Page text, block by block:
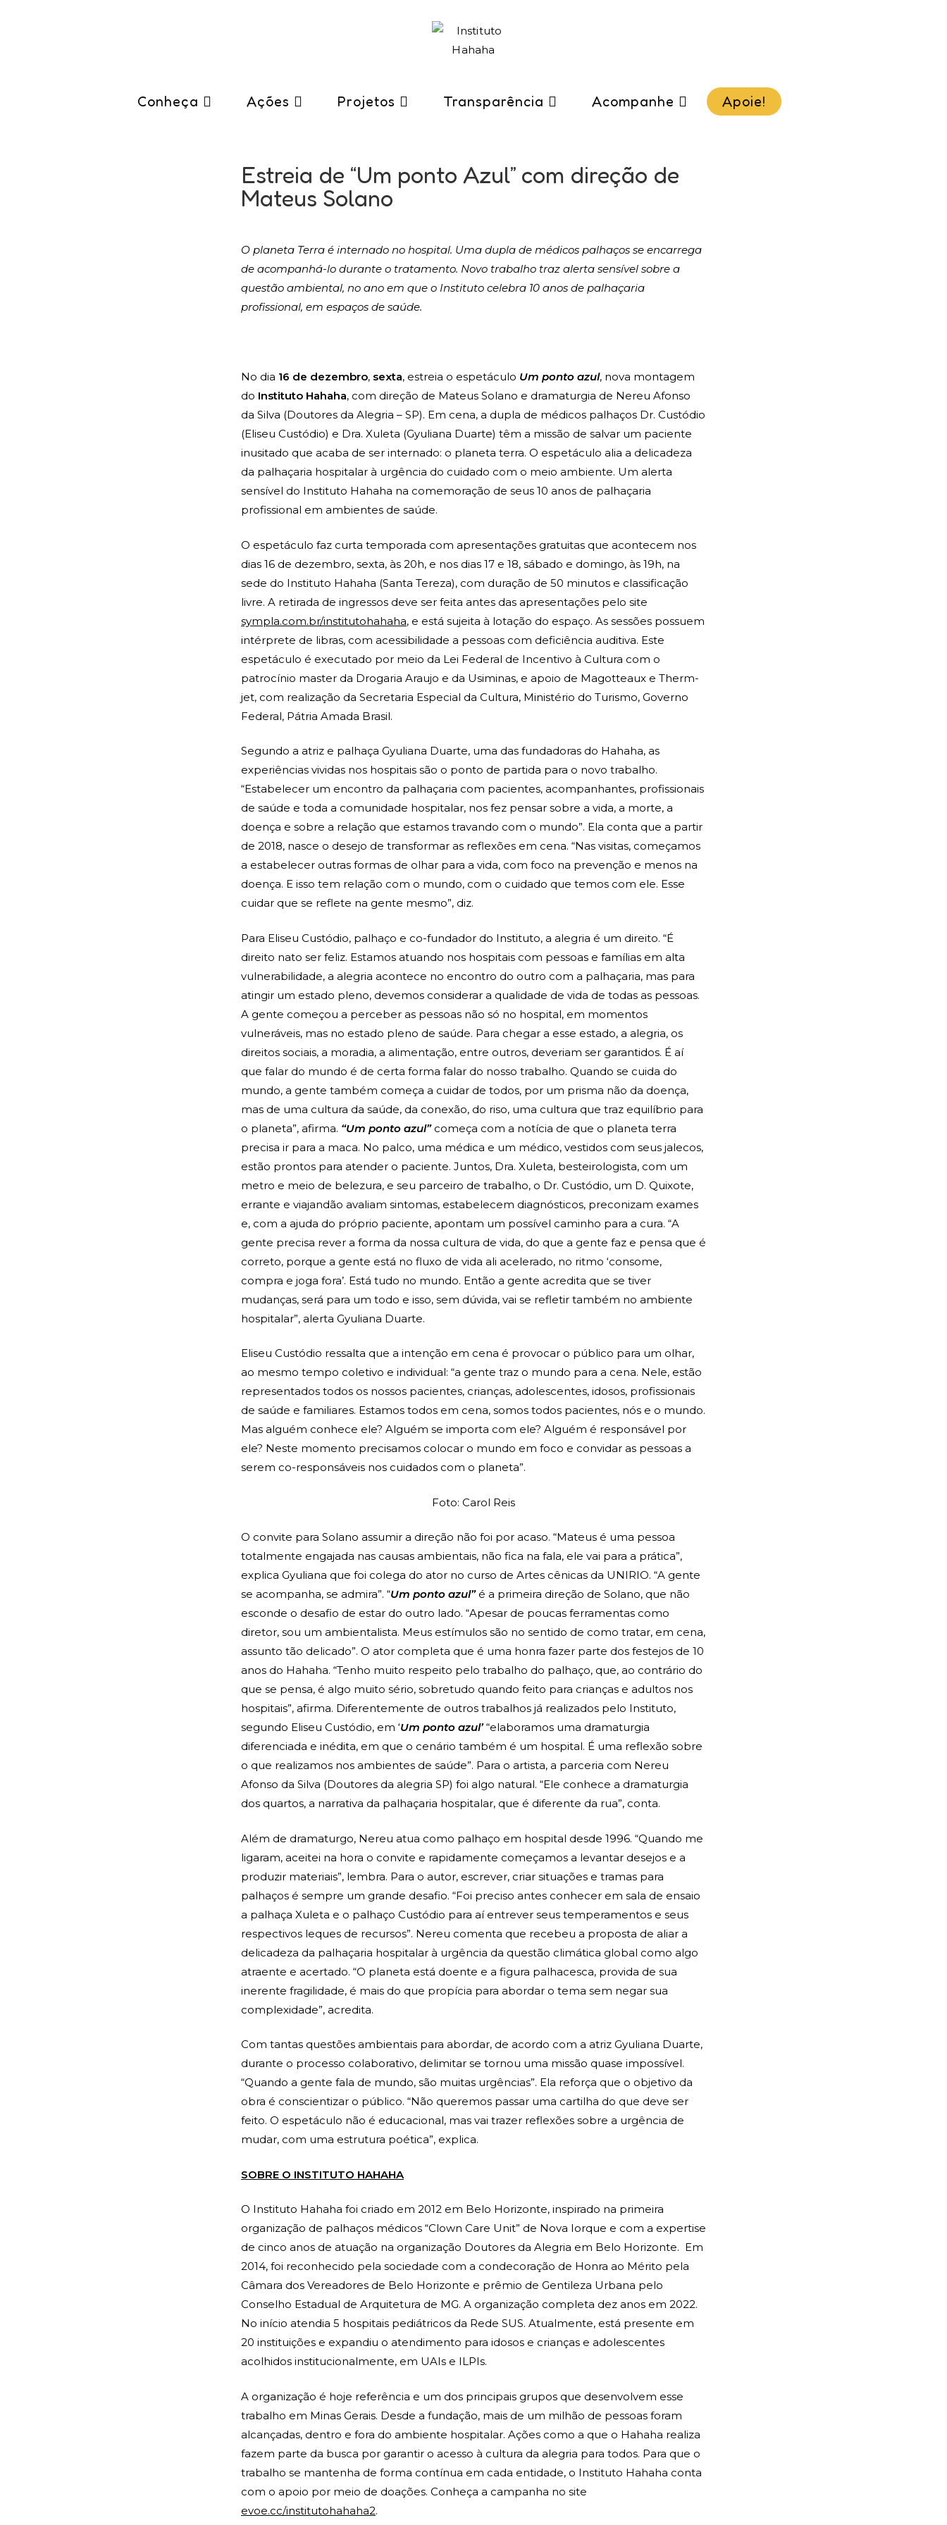
Conheça Ações Projetos Transparência Acompanhe Apoie!
Estreia de “Um ponto Azul” com direção de
Mateus Solano
O planeta Terra é internado no hospital. Uma dupla de médicos palhaços se encarrega
de acompanhá-lo durante o tratamento. Novo trabalho traz alerta sensível sobre a
questão ambiental, no ano em que o Instituto celebra 10 anos de palhaçaria
profissional, em espaços de saúde.
No dia 16 de dezembro, sexta, estreia o espetáculo Um ponto azul, nova montagem
do Instituto Hahaha, com direção de Mateus Solano e dramaturgia de Nereu Afonso
da Silva (Doutores da Alegria – SP). Em cena, a dupla de médicos palhaços Dr. Custódio
(Eliseu Custódio) e Dra. Xuleta (Gyuliana Duarte) têm a missão de salvar um paciente
inusitado que acaba de ser internado: o planeta terra. O espetáculo alia a delicadeza
da palhaçaria hospitalar à urgência do cuidado com o meio ambiente. Um alerta
sensível do Instituto Hahaha na comemoração de seus 10 anos de palhaçaria
profissional em ambientes de saúde.
O espetáculo faz curta temporada com apresentações gratuitas que acontecem nos
dias 16 de dezembro, sexta, às 20h, e nos dias 17 e 18, sábado e domingo, às 19h, na
sede do Instituto Hahaha (Santa Tereza), com duração de 50 minutos e classificação
livre. A retirada de ingressos deve ser feita antes das apresentações pelo site
sympla.com.br/institutohahaha, e está sujeita à lotação do espaço. As sessões possuem
intérprete de libras, com acessibilidade a pessoas com deficiência auditiva. Este
espetáculo é executado por meio da Lei Federal de Incentivo à Cultura com o
patrocínio master da Drogaria Araujo e da Usiminas, e apoio de Magotteaux e Therm-
jet, com realização da Secretaria Especial da Cultura, Ministério do Turismo, Governo
Federal, Pátria Amada Brasil.
Segundo a atriz e palhaça Gyuliana Duarte, uma das fundadoras do Hahaha, as
experiências vividas nos hospitais são o ponto de partida para o novo trabalho.
“Estabelecer um encontro da palhaçaria com pacientes, acompanhantes, profissionais
de saúde e toda a comunidade hospitalar, nos fez pensar sobre a vida, a morte, a
doença e sobre a relação que estamos travando com o mundo”. Ela conta que a partir
de 2018, nasce o desejo de transformar as reflexões em cena. “Nas visitas, começamos
a estabelecer outras formas de olhar para a vida, com foco na prevenção e menos na
doença. E isso tem relação com o mundo, com o cuidado que temos com ele. Esse
cuidar que se reflete na gente mesmo”, diz.
Para Eliseu Custódio, palhaço e co-fundador do Instituto, a alegria é um direito. “É
direito nato ser feliz. Estamos atuando nos hospitais com pessoas e famílias em alta
vulnerabilidade, a alegria acontece no encontro do outro com a palhaçaria, mas para
atingir um estado pleno, devemos considerar a qualidade de vida de todas as pessoas.
A gente começou a perceber as pessoas não só no hospital, em momentos
vulneráveis, mas no estado pleno de saúde. Para chegar a esse estado, a alegria, os
direitos sociais, a moradia, a alimentação, entre outros, deveriam ser garantidos. É aí
que falar do mundo é de certa forma falar do nosso trabalho. Quando se cuida do
mundo, a gente também começa a cuidar de todos, por um prisma não da doença,
mas de uma cultura da saúde, da conexão, do riso, uma cultura que traz equilíbrio para
o planeta”, afirma. “Um ponto azul”começa com a notícia de que o planeta terra
precisa ir para a maca. No palco, uma médica e um médico, vestidos com seus jalecos,
estão prontos para atender o paciente. Juntos, Dra. Xuleta, besteirologista, com um
metro e meio de belezura, e seu parceiro de trabalho, o Dr. Custódio, um D. Quixote,
errante e viajandão avaliam sintomas, estabelecem diagnósticos, preconizam exames
e, com a ajuda do próprio paciente, apontam um possível caminho para a cura. “A
gente precisa rever a forma da nossa cultura de vida, do que a gente faz e pensa que é
correto, porque a gente está no fluxo de vida ali acelerado, no ritmo ‘consome,
compra e joga fora’. Está tudo no mundo. Então a gente acredita que se tiver
mudanças, será para um todo e isso, sem dúvida, vai se refletir também no ambiente
hospitalar”, alerta Gyuliana Duarte.
Eliseu Custódio ressalta que a intenção em cena é provocar o público para um olhar,
ao mesmo tempo coletivo e individual: “a gente traz o mundo para a cena. Nele, estão
representados todos os nossos pacientes, crianças, adolescentes, idosos, profissionais
de saúde e familiares. Estamos todos em cena, somos todos pacientes, nós e o mundo.
Mas alguém conhece ele? Alguém se importa com ele? Alguém é responsável por
ele? Neste momento precisamos colocar o mundo em foco e convidar as pessoas a
serem co-responsáveis nos cuidados com o planeta”.
Foto: Carol Reis
O convite para Solano assumir a direção não foi por acaso. “Mateus é uma pessoa
totalmente engajada nas causas ambientais, não fica na fala, ele vai para a prática”,
explica Gyuliana que foi colega do ator no curso de Artes cênicas da UNIRIO. “A gente
se acompanha, se admira”. “Um ponto azul”é a primeira direção de Solano, que não
esconde o desafio de estar do outro lado. “Apesar de poucas ferramentas como
diretor, sou um ambientalista. Meus estímulos são no sentido de como tratar, em cena,
assunto tão delicado”. O ator completa que é uma honra fazer parte dos festejos de 10
anos do Hahaha. “Tenho muito respeito pelo trabalho do palhaço, que, ao contrário do
que se pensa, é algo muito sério, sobretudo quando feito para crianças e adultos nos
hospitais”, afirma. Diferentemente de outros trabalhos já realizados pelo Instituto,
segundo Eliseu Custódio, em ‘Um ponto azul’“elaboramos uma dramaturgia
diferenciada e inédita, em que o cenário também é um hospital. É uma reflexão sobre
o que realizamos nos ambientes de saúde”. Para o artista, a parceria com Nereu
Afonso da Silva (Doutores da alegria SP) foi algo natural. “Ele conhece a dramaturgia
dos quartos, a narrativa da palhaçaria hospitalar, que é diferente da rua”, conta.
Além de dramaturgo, Nereu atua como palhaço em hospital desde 1996. “Quando me
ligaram, aceitei na hora o convite e rapidamente começamos a levantar desejos e a
produzir materiais”, lembra. Para o autor, escrever, criar situações e tramas para
palhaços é sempre um grande desafio. “Foi preciso antes conhecer em sala de ensaio
a palhaça Xuleta e o palhaço Custódio para aí entrever seus temperamentos e seus
respectivos leques de recursos”. Nereu comenta que recebeu a proposta de aliar a
delicadeza da palhaçaria hospitalar à urgência da questão climática global como algo
atraente e acertado. “O planeta está doente e a figura palhacesca, provida de sua
inerente fragilidade, é mais do que propícia para abordar o tema sem negar sua
complexidade”, acredita.
Com tantas questões ambientais para abordar, de acordo com a atriz Gyuliana Duarte,
durante o processo colaborativo, delimitar se tornou uma missão quase impossível.
“Quando a gente fala de mundo, são muitas urgências”. Ela reforça que o objetivo da
obra é conscientizar o público. “Não queremos passar uma cartilha do que deve ser
feito. O espetáculo não é educacional, mas vai trazer reflexões sobre a urgência de
mudar, com uma estrutura poética”, explica.
SOBRE O INSTITUTO HAHAHA
O Instituto Hahaha foi criado em 2012 em Belo Horizonte, inspirado na primeira
organização de palhaços médicos “Clown Care Unit” de Nova Iorque e com a expertise
de cinco anos de atuação na organização Doutores da Alegria em Belo Horizonte. Em
2014, foi reconhecido pela sociedade com a condecoração de Honra ao Mérito pela
Câmara dos Vereadores de Belo Horizonte e prêmio de Gentileza Urbana pelo
Conselho Estadual de Arquitetura de MG. A organização completa dez anos em 2022.
No início atendia 5 hospitais pediátricos da Rede SUS. Atualmente, está presente em
20 instituições e expandiu o atendimento para idosos e crianças e adolescentes
acolhidos institucionalmente, em UAIs e ILPIs.
A organização é hoje referência e um dos principais grupos que desenvolvem esse
trabalho em Minas Gerais. Desde a fundação, mais de um milhão de pessoas foram
alcançadas, dentro e fora do ambiente hospitalar. Ações como a que o Hahaha realiza
fazem parte da busca por garantir o acesso à cultura da alegria para todos. Para que o
trabalho se mantenha de forma contínua em cada entidade, o Instituto Hahaha conta
com o apoio por meio de doações. Conheça a campanha no site
evoe.cc/institutohahaha2.